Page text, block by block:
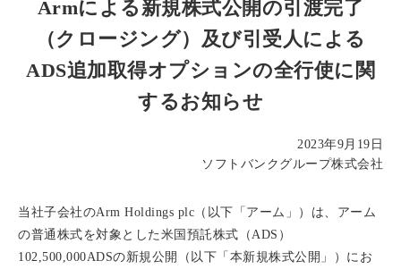
Armによる新規株式公開の引渡完了
（クロージング）及び引受人による
ADS追加取得オプションの全行使に関
するお知らせ
2023年9月19日
ソフトバンクグループ株式会社
当社子会社のArm Holdings plc（以下「アーム」）は、アーム
の普通株式を対象とした米国預託株式（ADS）
102,500,000ADSの新規公開（以下「本新規株式公開」）にお